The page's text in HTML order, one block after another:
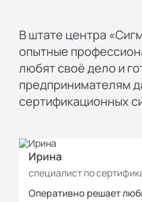
В штате центра
опытные
любят своё дело и
предпринимателям
сертификационных
Ирина
специалист по
Оперативно решает